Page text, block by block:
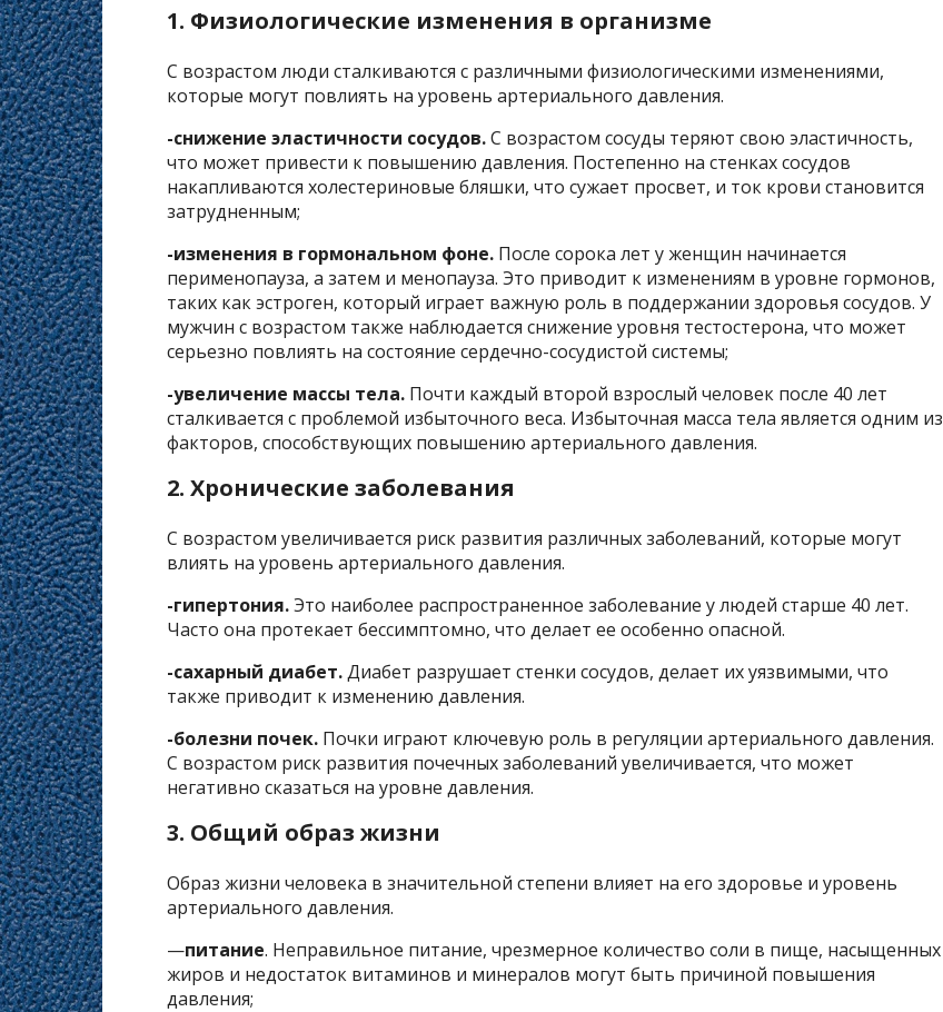
1. Физиологические изменения в организме
С возрастом люди сталкиваются с различными физиологическими изменениями,
которые могут повлиять на уровень артериального давления.
-снижение эластичности сосудов.С возрастом сосуды теряют свою эластичность,
что может привести к повышению давления. Постепенно на стенках сосудов
накапливаются холестериновые бляшки, что сужает просвет, и ток крови становится
затрудненным;
-изменения в гормональном фоне. После сорока лет у женщин начинается
перименопауза, а затем и менопауза. Это приводит к изменениям в уровне гормонов,
таких как эстроген, который играет важную роль в поддержании здоровья сосудов. У
мужчин с возрастом также наблюдается снижение уровня тестостерона, что может
серьезно повлиять на состояние сердечно-сосудистой системы;
-увеличение массы тела. Почти каждый второй взрослый человек после 40 лет
сталкивается с проблемой избыточного веса. Избыточная масса тела является одним из
факторов, способствующих повышению артериального давления.
2. Хронические заболевания
С возрастом увеличивается риск развития различных заболеваний, которые могут
влиять на уровень артериального давления.
-гипертония.Это наиболее распространенное заболевание у людей старше 40 лет.
Часто она протекает бессимптомно, что делает ее особенно опасной.
-сахарный диабет.Диабет разрушает стенки сосудов, делает их уязвимыми, что
также приводит к изменению давления.
-болезни почек. Почки играют ключевую роль в регуляции артериального давления.
С возрастом риск развития почечных заболеваний увеличивается, что может
негативно сказаться на уровне давления.
3. Общий образ жизни
Образ жизни человека в значительной степени влияет на его здоровье и уровень
артериального давления.
—питание. Неправильное питание, чрезмерное количество соли в пище, насыщенных
жиров и недостаток витаминов и минералов могут быть причиной повышения
давления;